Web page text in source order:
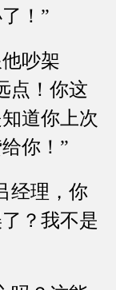
！”
吵架
！你这
道你上次
你！”
理，你
？我不是